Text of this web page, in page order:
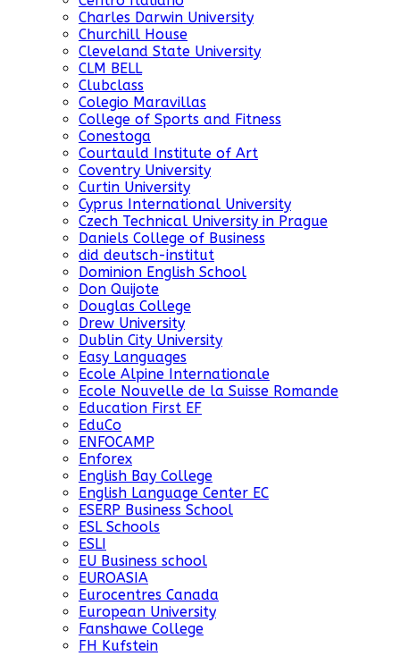
Charles Darwin University
Churchill House
Cleveland State University
CLM BELL
Clubclass
Colegio Maravillas
College of Sports and Fitness
Conestoga
Courtauld Institute of Art
Coventry University
Curtin University
Cyprus International University
Czech Technical University in Prague
Daniels College of Business
did deutsch-institut
Dominion English School
Don Quijote
Douglas College
Drew University
Dublin City University
Easy Languages
Ecole Alpine Internationale
Ecole Nouvelle de la Suisse Romande
Education First EF
EduCo
ENFOCAMP
Enforex
English Bay College
English Language Center EC
ESERP Business School
ESL Schools
ESLI
EU Business school
EUROASIA
Eurocentres Canada
European University
Fanshawe College
FH Kufstein